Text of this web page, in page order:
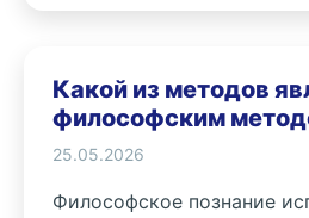
Какой из методов
философским
25.05.2026
Философское познание